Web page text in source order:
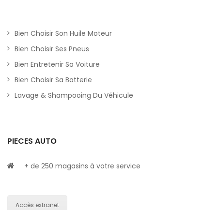
Bien Choisir Son Huile Moteur
Bien Choisir Ses Pneus
Bien Entretenir Sa Voiture
Bien Choisir Sa Batterie
Lavage & Shampooing Du Véhicule
PIECES AUTO
+ de 250 magasins à votre service
Accès extranet